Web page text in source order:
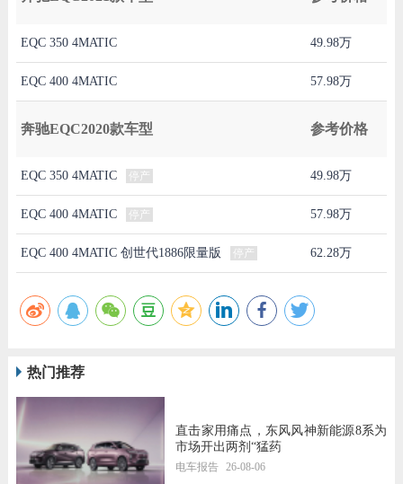
EQC 350 4MATIC 49.98万
EQC 400 4MATIC 57.98万
奔驰EQC2020款车型 参考价格
EQC 350 4MATIC 停产 49.98万
EQC 400 4MATIC 停产 57.98万
EQC 400 4MATIC 创世代1886限量版 停产 62.28万
热门推荐
直击家用痛点，东风风神新能源8系为
市场开出两剂“猛药
电车报告 26-08-06